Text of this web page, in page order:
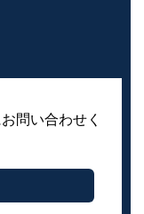
問い合わせく